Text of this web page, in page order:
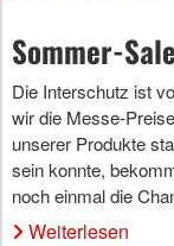
Sommer-
Die Interschutz ist
wir die Messe-
unserer Produkte
sein konnte,
noch einmal die
Weiterlesen